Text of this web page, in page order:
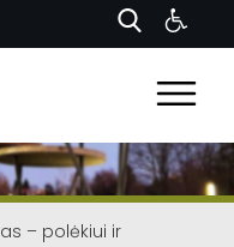
– polėkiui ir